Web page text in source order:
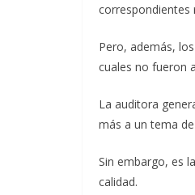
correspondientes
Pero, además,
cuales no fueron
La auditora
más a un tema
Sin embargo, es
calidad.